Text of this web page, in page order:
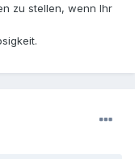
zu stellen, wenn Ihr